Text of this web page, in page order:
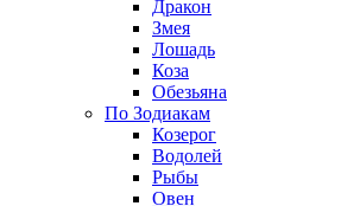
Дракон
Змея
Лошадь
Коза
Обезьяна
По Зодиакам
Козерог
Водолей
Рыбы
Овен